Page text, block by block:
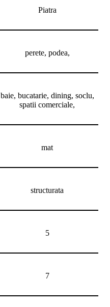
Piatra
perete, podea,
baie, bucatarie, dining, soclu,
spatii comerciale,
mat
structurata
5
7